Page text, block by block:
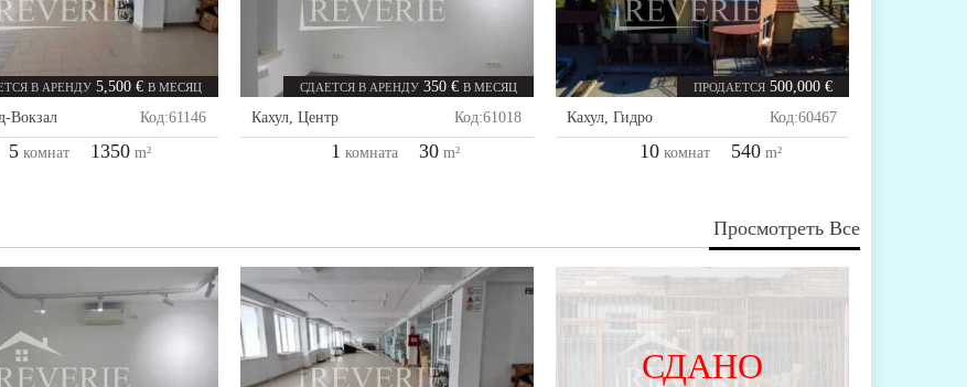
В АРЕНДУ 5,500 € В МЕСЯЦ
Вокзал Код:61146
5 комнат 1350 m²
СДАЕТСЯ В АРЕНДУ 350 € В МЕСЯЦ
Кахул,Центр Код:61018
1 комната 30 m²
ПРОДАЕТСЯ 500,000 €
Кахул,Гидро Код:60467
10 комнат 540 m²
Просмотреть Все
СДАНО